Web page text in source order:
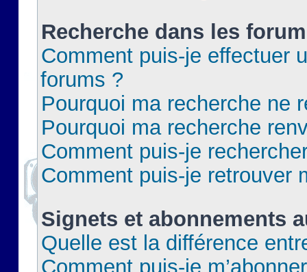
Recherche dans les
Comment puis-je effectuer
forums ?
Pourquoi ma recherche ne
Pourquoi ma recherche
Comment puis-je
Comment puis-je retrouver
Signets et abonnements
Quelle est la différence
Comment puis-je